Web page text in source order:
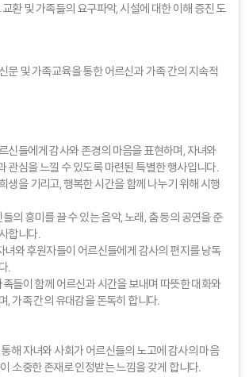
환 및 가족들의 요구파악, 시설에 대한 이해 증진 도
문 및 가족교육을 통한 어르신과 가족 간의 지속적
신들에게 감사와 존경의 마음을 표현하며, 자녀와
관심을 느낄 수 있도록 마련된 특별한 행사입니다.
생을 기리고, 행복한 시간을 함께 나누기 위해 시행
의 흥미를 끌 수 있는 음악, 노래, 춤 등의 공연을 준
합니다.
와 후원자들이 어르신들에게 감사의 편지를 낭독
.
들이 함께 어르신과 시간을 보내며 따뜻한 대화와
, 가족 간의 유대감을 돈독히 합니다.
해 자녀와 사회가 어르신들의 노고에 감사의 마음
소중한 존재로 인정받는 느낌을 갖게 합니다.